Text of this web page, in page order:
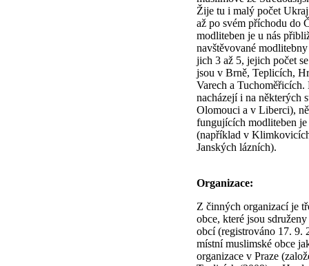
Žije tu i malý počet
až po svém příchodu do
modliteben je u nás
navštěvované
jich 3 až 5, jejich počet
jsou v Brně, Teplicích,
Varech a
nacházejí i na některých
Olomouci a v Liberci),
fungujících modliteben
(například v
Janských lázních).
Organizace:
Z činných organizací je
obce, které jsou
obcí (registrováno 17. 9.
místní muslimské obce
organizace v Praze